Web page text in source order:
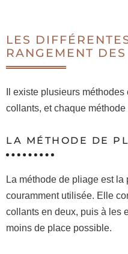
LES
RANGEMENT
Il existe plusieurs
collants, et chaque
LA MÉTHODE DE
La méthode de pliage est
couramment utilisée. Elle
collants en deux, puis à les
moins de place possible.